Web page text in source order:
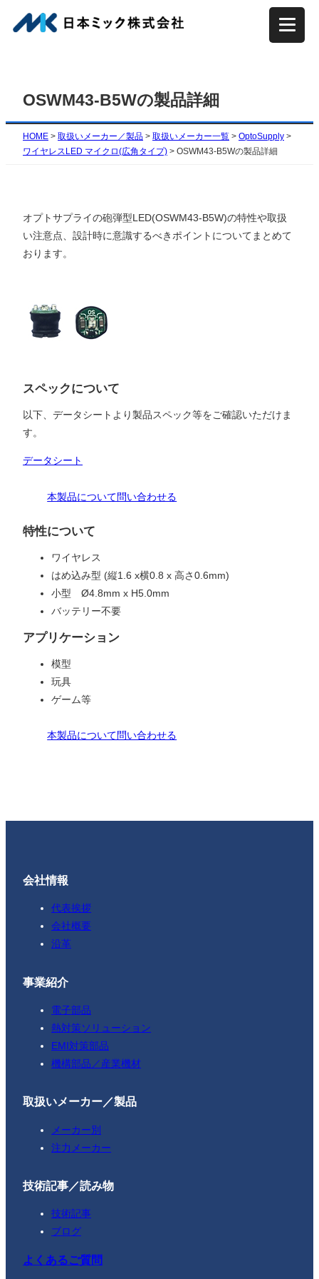
容
プ
OSWM43-B5Wの製品詳細
HOME > 取扱いメーカー／製品 > 取扱いメーカー一覧 > OptoSupply >
ワイヤレスLED マイクロ(広角タイプ) > OSWM43-B5Wの製品詳細
オプトサプライの砲弾型LED(OSWM43-B5W)の特性や取扱
い注意点、設計時に意識するべきポイントについてまとめて
おります。
スペックについて
以下、データシートより製品スペック等をご確認いただけま
す。
データシート
本製品について問い合わせる
特性について
ワイヤレス
はめ込み型 (縦1.6 x横0.8 x 高さ0.6mm)
小型 Ø4.8mm x H5.0mm
バッテリー不要
アプリケーション
模型
玩具
ゲーム等
本製品について問い合わせる
会社情報
代表挨拶
会社概要
沿革
事業紹介
電子部品
熱対策ソリューション
EMI対策部品
機構部品／産業機材
取扱いメーカー／製品
メーカー別
注力メーカー
技術記事／読み物
技術記事
ブログ
よくあるご質問